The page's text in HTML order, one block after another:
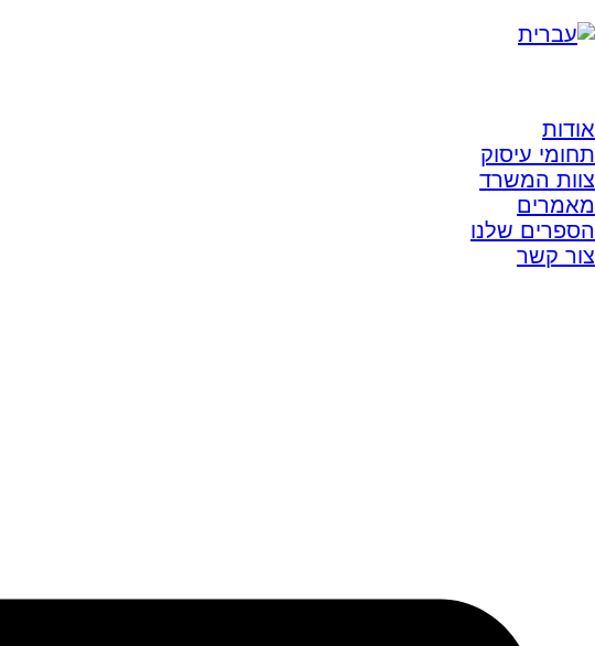
אודות
תחומי עיסוק
צוות המשרד
מאמרים
הספרים שלנו
צור קשר